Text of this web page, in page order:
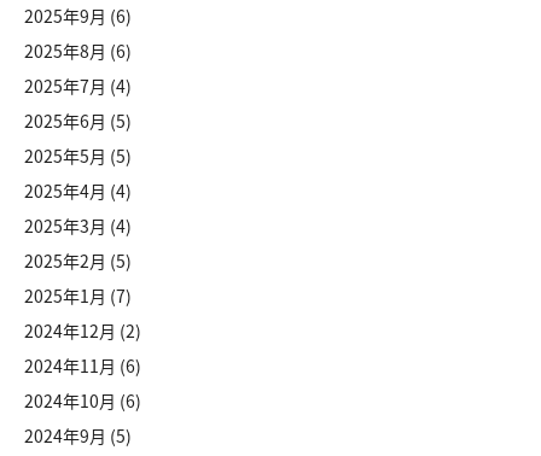
2025年9月 (6)
2025年8月 (6)
2025年7月 (4)
2025年6月 (5)
2025年5月 (5)
2025年4月 (4)
2025年3月 (4)
2025年2月 (5)
2025年1月 (7)
2024年12月 (2)
2024年11月 (6)
2024年10月 (6)
2024年9月 (5)